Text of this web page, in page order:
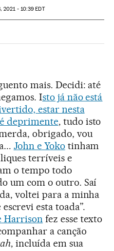
2021 - 10:39 EDT
Sociales
mais. Decidi: até
Isto já não está
estar nesta
deprimente, tudo isto
obrigado, vou
John e Yoko tinham
terríveis e
o tempo todo
um com o outro. Saí
voltei para a minha
escrevi esta toada”.
Harrison fez esse texto
a canção
, incluída em sua